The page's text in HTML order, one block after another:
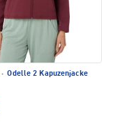
· Odelle 2 Kapuzenjacke